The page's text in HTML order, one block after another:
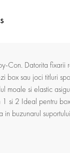
Con. Datorita fixarii
box sau joci titluri
moale si elastic
si 2 Ideal pentru
in buzunarul